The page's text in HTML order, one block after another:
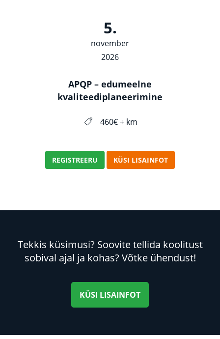
5.
november
2026
APQP – edumeelne
kvaliteediplaneerimine
460€ + km
REGISTREERU KÜSI LISAINFOT
Tekkis küsimusi? Soovite tellida koolitust
sobival ajal ja kohas? Võtke ühendust!
KÜSI LISAINFOT